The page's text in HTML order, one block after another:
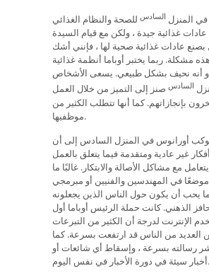
المنزل السادس للصحة والنظام الغذائي
عادات غذائية جيدة ، ولكن مع قيام السيدة
بصنع عادات غذائية صحية لها ، فإنني أشك
مشكلة. ربما يختبر أوباما أنظمة غذائية
أنه نحيف بشكل طبيعي. يسعى الأشخاص
السادس صنز إلى التميز من خلال العمل
بإنجازاتهم. كما أنها تتطلب الكثير من
موظفيها.
أورانوس في المنزل السادس إلى أن
أفكار غير عادية ومتقدمة فيما يتعلق بالعمل
مع مشاكل الأصالة والابتكار. غالبًا ما
في المهندسين والفنيين أو مبرمجي
يحب أن يكون حول الناس الذين يجعلونه
الذهني. كانت حملة الرئيس أوباما أول
الإنترنت لدرجة أن الكثير من التبرعات
العديد من الناس قد ارتفعت بسرعة. كما
رسالته بسرعة ، وإسقاط أي شائعات أو
أخبار سيئة في دورة الأخبار في نفس اليوم.